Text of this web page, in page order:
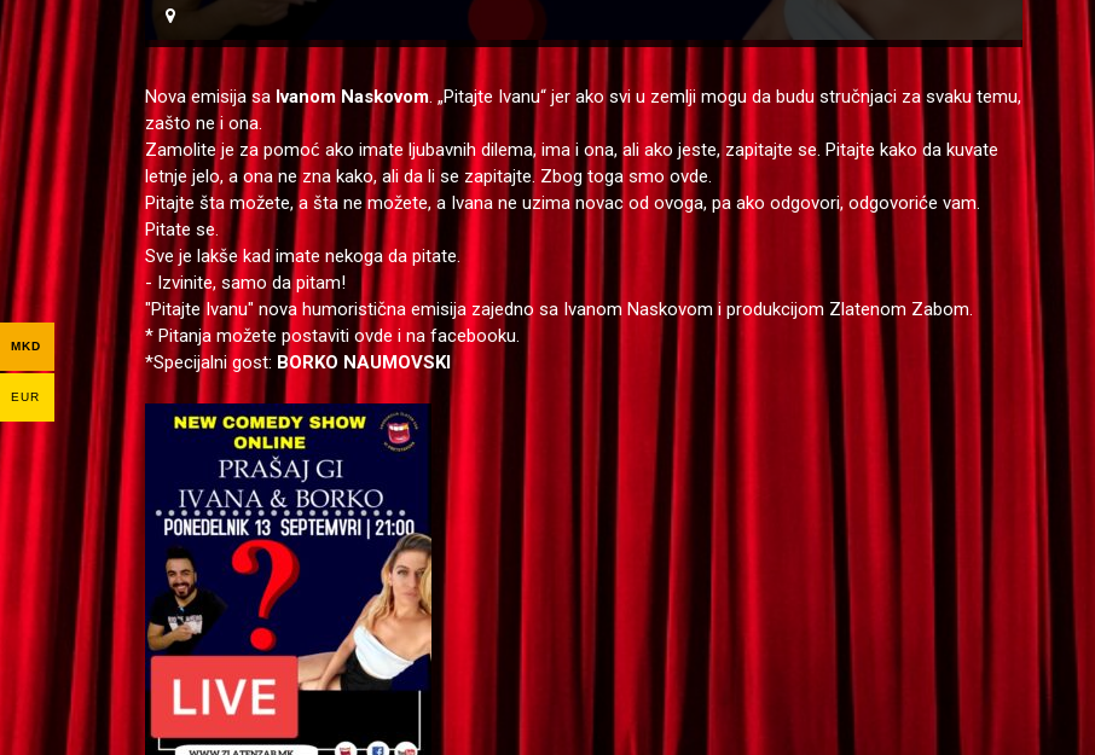
Nova emisija sa Ivanom Naskovom. „Pitajte Ivanu“ jer ako svi u zemlji mogu da budu stručnjaci za svaku temu,
zašto ne i ona.
Zamolite je za pomoć ako imate ljubavnih dilema, ima i ona, ali ako jeste, zapitajte se. Pitajte kako da kuvate
letnje jelo, a ona ne zna kako, ali da li se zapitajte. Zbog toga smo ovde.
Pitajte šta možete, a šta ne možete, a Ivana ne uzima novac od ovoga, pa ako odgovori, odgovoriće vam.
Pitate se.
Sve je lakše kad imate nekoga da pitate.
- Izvinite, samo da pitam!
"Pitajte Ivanu" nova humoristična emisija zajedno sa Ivanom Naskovom i produkcijom Zlatenom Zabom.
* Pitanja možete postaviti ovde i na facebooku.
*Specijalni gost: BORKO NAUMOVSKI
MKD
EUR